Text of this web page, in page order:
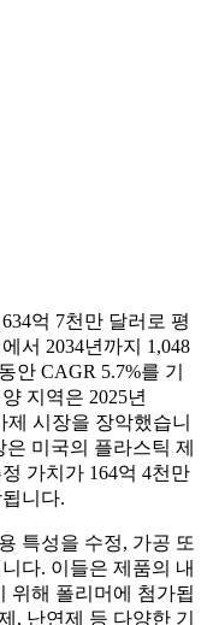
억 7천만 달러로 평
서 2034년까지 1,048
안 CAGR 5.7%를 기
지역은 2025년
시장을 장악했습니
미국의 플라스틱 제
가치가 164억 4천만
니다.
특성을 수정, 가공 또
다. 이들은 제품의 내
위해 폴리머에 첨가됩
, 난연제 등 다양한 기